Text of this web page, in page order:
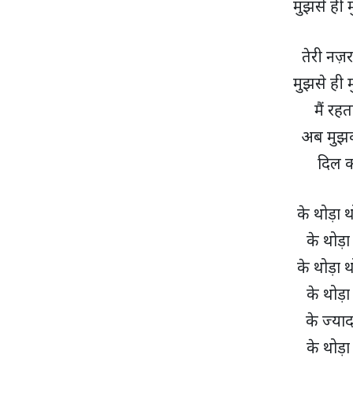
मुझसे ही
तेरी
मुझसे ही
मैं
अब
दिल
के थोड़ा
के
के थोड़ा
के
के
के